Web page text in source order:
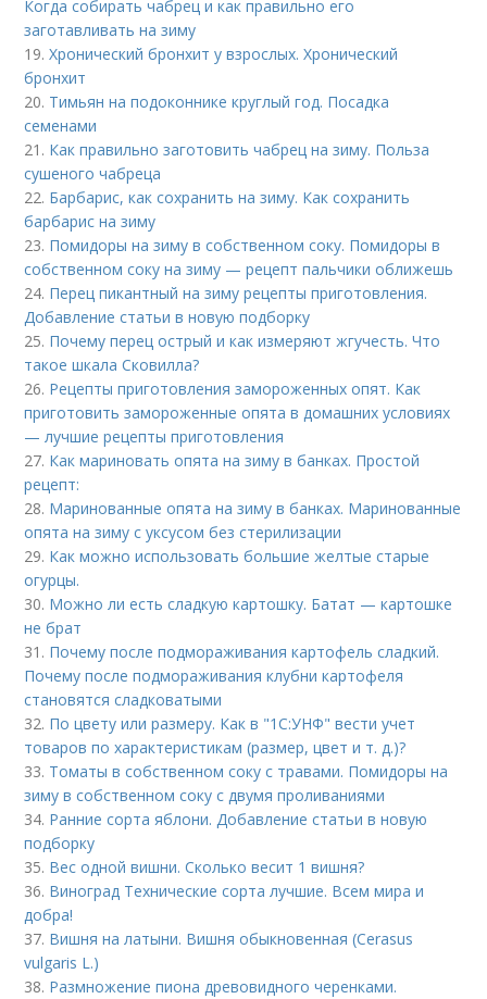
Когда собирать чабрец и как правильно его
заготавливать на зиму
19.Хронический бронхит у взрослых. Хронический
бронхит
20. Тимьян на подоконнике круглый год. Посадка
семенами
21. Как правильно заготовить чабрец на зиму. Польза
сушеного чабреца
22. Барбарис, как сохранить на зиму. Как сохранить
барбарис на зиму
23. Помидоры на зиму в собственном соку. Помидоры в
собственном соку на зиму — рецепт пальчики оближешь
24. Перец пикантный на зиму рецепты приготовления.
Добавление статьи в новую подборку
25. Почему перец острый и как измеряют жгучесть. Что
такое шкала Сковилла?
26. Рецепты приготовления замороженных опят. Как
приготовить замороженные опята в домашних условиях
— лучшие рецепты приготовления
27. Как мариновать опята на зиму в банках. Простой
рецепт:
28. Маринованные опята на зиму в банках. Маринованные
опята на зиму с уксусом без стерилизации
29. Как можно использовать большие желтые старые
огурцы.
30. Можно ли есть сладкую картошку. Батат — картошке
не брат
31. Почему после подмораживания картофель сладкий.
Почему после подмораживания клубни картофеля
становятся сладковатыми
32. По цвету или размеру. Как в "1С:УНФ" вести учет
товаров по характеристикам (размер, цвет и т. д.)?
33. Томаты в собственном соку с травами. Помидоры на
зиму в собственном соку с двумя проливаниями
34. Ранние сорта яблони. Добавление статьи в новую
подборку
35. Вес одной вишни. Сколько весит 1 вишня?
36. Виноград Технические сорта лучшие. Всем мира и
добра!
37. Вишня на латыни. Вишня обыкновенная (Cerasus
vulgaris L.)
38. Размножение пиона древовидного черенками.